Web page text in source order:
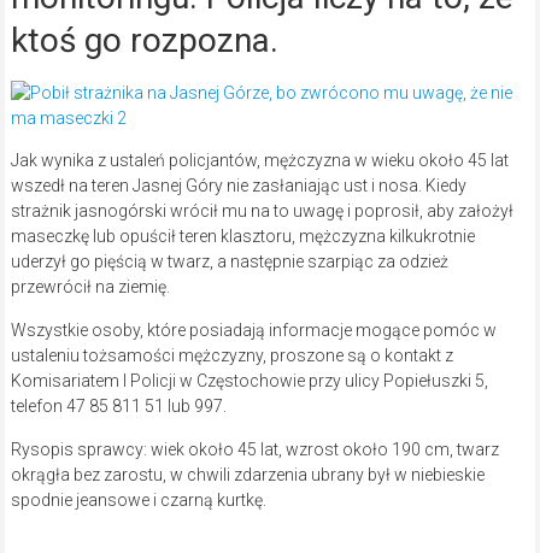
ktoś go rozpozna.
Jak wynika z ustaleń policjantów, mężczyzna w wieku około 45 lat
wszedł na teren Jasnej Góry nie zasłaniając ust i nosa. Kiedy
strażnik jasnogórski wrócił mu na to uwagę i poprosił, aby założył
maseczkę lub opuścił teren klasztoru, mężczyzna kilkukrotnie
uderzył go pięścią w twarz, a następnie szarpiąc za odzież
przewrócił na ziemię.
Wszystkie osoby, które posiadają informacje mogące pomóc w
ustaleniu tożsamości mężczyzny, proszone są o kontakt z
Komisariatem I Policji w Częstochowie przy ulicy Popiełuszki 5,
telefon 47 85 811 51 lub 997.
Rysopis sprawcy: wiek około 45 lat, wzrost około 190 cm, twarz
okrągła bez zarostu, w chwili zdarzenia ubrany był w niebieskie
spodnie jeansowe i czarną kurtkę.